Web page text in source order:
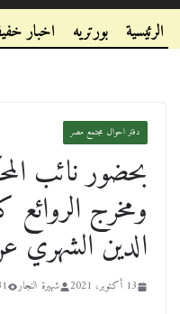
الرئيسية بورتريه اخبار
دفتر احوال مجتمع مصر
بحضور نائب
ومخرج
الدين الشهري
13 أكتوبر، 2021 شهيرة النجار